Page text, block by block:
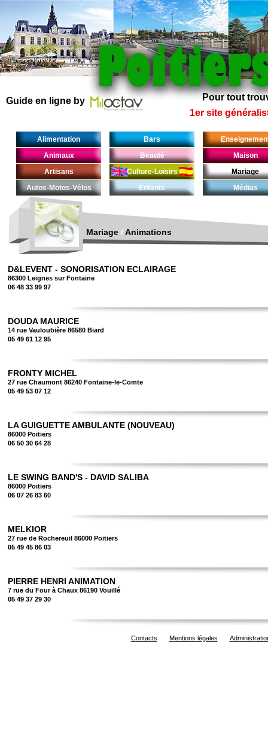
Pour tout
1er site
Guide en ligne by
Alimentation
Animaux
Artisans
Autos-Motos-Vélos
Bars
Beauté
Culture-Loisirs
Enfants
Maison
Mariage
Médias
Mariage /Animations
D&LEVENT - SONORISATION ECLAIRAGE
86300 Leignes sur Fontaine
06 48 33 99 97
DOUDA MAURICE
14 rue Vauloubière 86580 Biard
05 49 61 12 95
FRONTY MICHEL
27 rue Chaumont 86240 Fontaine-le-Comte
05 49 53 07 12
LA GUIGUETTE AMBULANTE (NOUVEAU)
86000 Poitiers
06 50 30 64 28
LE SWING BAND'S - DAVID SALIBA
86000 Poitiers
06 07 26 83 60
MELKIOR
27 rue de Rochereuil 86000 Poitiers
05 49 45 86 03
PIERRE HENRI ANIMATION
7 rue du Four à Chaux 86190 Vouillé
05 49 37 29 30
Contacts Mentions légales